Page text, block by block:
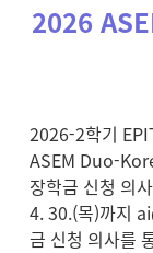
2026
2026-2학기
ASEM Duo-
장학금 신청 의
4. 30.(목)까지
금 신청 의사를